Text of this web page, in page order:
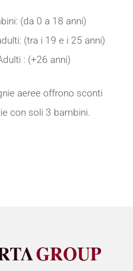
(da 0 a 18 anni)
(tra i 19 e i 25 anni)
: (+26 anni)
aeree offrono sconti
con soli 3 bambini.